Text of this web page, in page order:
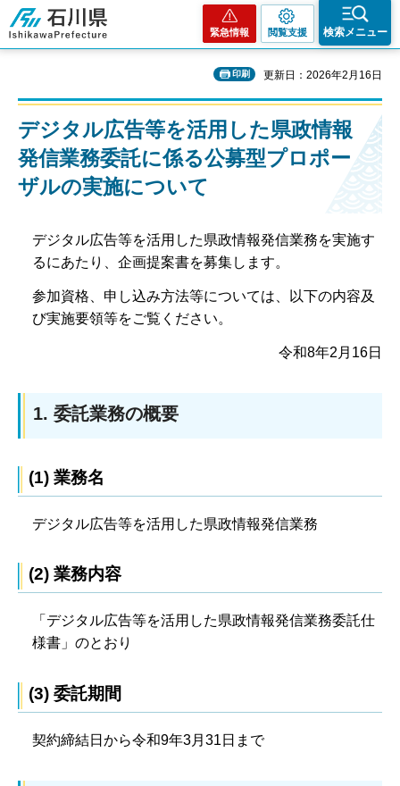
石川県
緊急情報 閲覧支援 検索メニュー
印刷 更新日：2026年2月16日
デジタル広告等を活用した県政情報
発信業務委託に係る公募型プロポー
ザルの実施について
デジタル広告等を活用した県政情報発信業務を実施す
るにあたり、企画提案書を募集します。
参加資格、申し込み方法等については、以下の内容及
び実施要領等をご覧ください。
令和8年2月16日
1. 委託業務の概要
(1) 業務名
デジタル広告等を活用した県政情報発信業務
(2) 業務内容
「デジタル広告等を活用した県政情報発信業務委託仕
様書」のとおり
(3) 委託期間
契約締結日から令和9年3月31日まで